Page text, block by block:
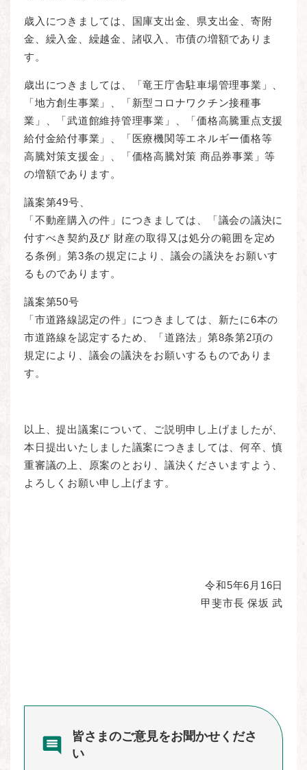
歳入につきましては、国庫支出金、県支出金、寄附
金、繰入金、繰越金、諸収入、市債の増額でありま
す。
歳出につきましては、「竜王庁舎駐車場管理事業」、
「地方創生事業」、「新型コロナワクチン接種事
業」、「武道館維持管理事業」、「価格高騰重点支援
給付金給付事業」、「医療機関等エネルギー価格等
高騰対策支援金」、「価格高騰対策 商品券事業」等
の増額であります。
議案第49号、
「不動産購入の件」につきましては、「議会の議決に
付すべき契約及び 財産の取得又は処分の範囲を定め
る条例」第3条の規定により、議会の議決をお願いす
るものであります。
議案第50号
「市道路線認定の件」につきましては、新たに6本の
市道路線を認定するため、「道路法」第8条第2項の
規定により、議会の議決をお願いするものでありま
す。
以上、提出議案について、ご説明申し上げましたが、
本日提出いたしました議案につきましては、何卒、慎
重審議の上、原案のとおり、議決くださいますよう、
よろしくお願い申し上げます。
令和5年6月16日
甲斐市長 保坂 武
皆さまのご意見をお聞かせくださ
い